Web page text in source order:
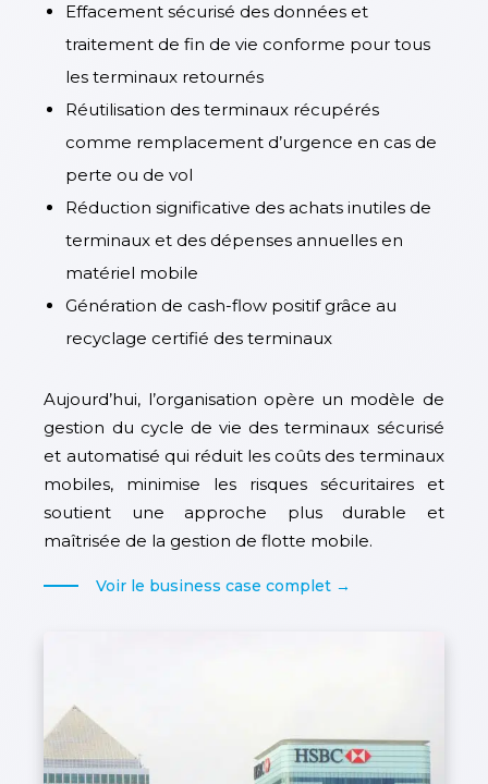
Effacement sécurisé des données et
traitement de fin de vie conforme pour tous
les terminaux retournés
Réutilisation des terminaux récupérés
comme remplacement d’urgence en cas de
perte ou de vol
Réduction significative des achats inutiles de
terminaux et des dépenses annuelles en
matériel mobile
Génération de cash-flow positif grâce au
recyclage certifié des terminaux
Aujourd’hui, l’organisation opère un modèle de
gestion du cycle de vie des terminaux sécurisé
et automatisé qui réduit les coûts des terminaux
mobiles, minimise les risques sécuritaires et
soutient une approche plus durable et
maîtrisée de la gestion de flotte mobile.
Voir le business case complet →